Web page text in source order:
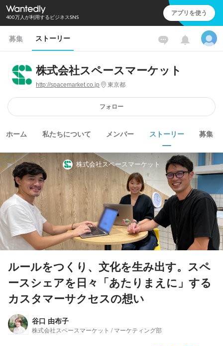
400万人が利用するビジネスSNS アプリを使う
募集 ストーリー
株式会社スペースマーケット
http://spacemarket.co.jp 東京都
フォロー
ホーム 私たちについて メンバー ストーリー 募集
株式会社スペースマーケット
ルールをつくり、文化を生み出す。スペ
ースシェアを日々「あたりまえに」する
カスタマーサクセスの想い
谷口 由布子
株式会社スペースマーケット / マーケティング部